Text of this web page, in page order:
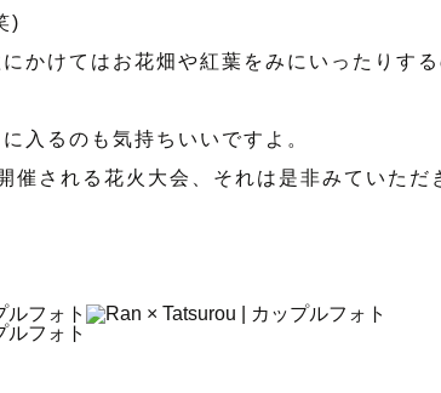
)
かけてはお花畑や紅葉をみにいったりす
入るのも気持ちいいですよ。
催される花火大会、それは是非みていただ